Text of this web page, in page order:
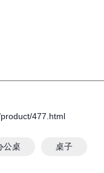
477.html
公桌 桌子